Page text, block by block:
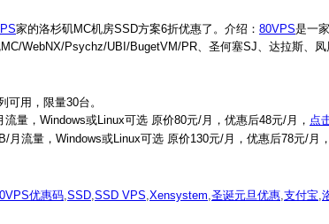
家的洛杉矶MC机房SSD方案6折优惠了。介绍： 80VPS是一
WebNX/Psychz/UBI/BugetVM/PR、圣何塞SJ、达拉斯、
可用，限量30台。
量，Windows或Linux可选 原价80元/月，优惠后48元/月， 点
流量，Windows或Linux可选 原价130元/月，优惠后78元/月，
优惠码 SSD SSD VPS Xensystem 圣诞元旦优惠 支付宝